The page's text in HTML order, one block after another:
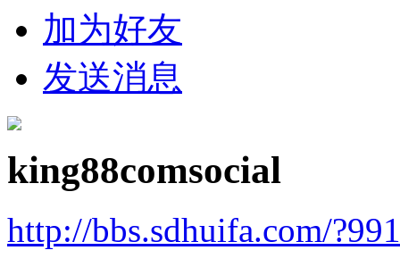
加为好友
发送消息
king88comsocial
http://bbs.sdhuifa.com/